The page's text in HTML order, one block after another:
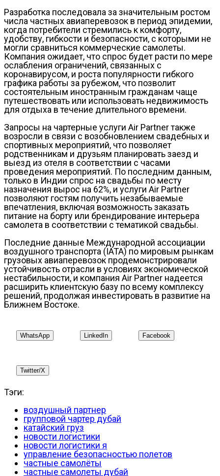
Разработка последовала за значительным ростом
числа частных авиаперевозок в период эпидемии,
когда потребители стремились к комфорту,
удобству, гибкости и безопасности, с которыми не
могли сравниться коммерческие самолеты.
Компания ожидает, что спрос будет расти по мере
ослабления ограничений, связанных с
коронавирусом, и роста популярности гибкого
графика работы за рубежом, что позволит
состоятельным иностранным гражданам чаще
путешествовать или использовать недвижимость
для отдыха в течение длительного времени.
Запросы на чартерные услуги Air Partner также
возросли в связи с возобновлением свадебных и
спортивных мероприятий, что позволяет
родственникам и друзьям планировать заезд и
выезд из отеля в соответствии с часами
проведения мероприятий. По последним данным,
только в Индии спрос на свадьбы по месту
назначения вырос на 62%, и услуги Air Partner
позволяют гостям получить незабываемые
впечатления, включая возможность заказать
питание на борту или брендирование интерьера
самолета в соответствии с тематикой свадьбы.
Последние данные Международной ассоциации
воздушного транспорта (IATA) по мировым рынкам
грузовых авиаперевозок продемонстрировали
устойчивость отрасли в условиях экономической
нестабильности, и компания Air Partner надеется
расширить клиентскую базу по всему комплексу
решений, продолжая инвестировать в развитие на
Ближнем Востоке.
WhatsApp LinkedIn Facebook
Twitter/X
Тэги:
воздушный партнер
групповой чартер дубай
катайский груз
новости логистики
новости логистики я
управление безопасностью полетов
частные самолёты
частные самолеты дубай